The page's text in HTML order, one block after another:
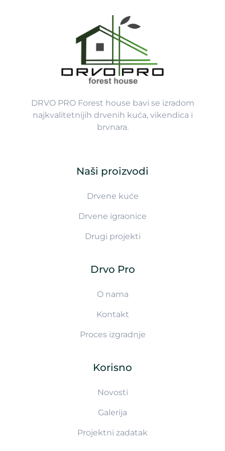
DRVO PRO Forest house bavi se izradom
najkvalitetnijih drvenih kuća, vikendica i
brvnara.
Naši proizvodi
Drvene kuće
Drvene igraonice
Drugi projekti
Drvo Pro
O nama
Kontakt
Proces izgradnje
Korisno
Novosti
Galerija
Projektni zadatak